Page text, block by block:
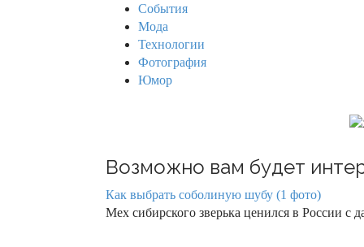
События
Мода
Технологии
Фотография
Юмор
Возможно вам будет
Как выбрать соболиную шубу (1 фото)
Мех сибирского зверька ценился в России с